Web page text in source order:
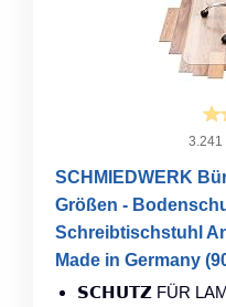
3.241
SCHMIEDWERK
Größen -
Schreibtischstuhl
Made in Germany
𝗦𝗖𝗛𝗨𝗧𝗭 FÜR